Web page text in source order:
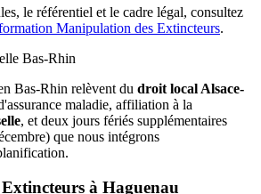
le référentiel et le cadre légal, consultez
Manipulation des Extincteurs.
Bas-Rhin
Bas-Rhin relèvent du droit local Alsace-
maladie, affiliation à la
, et deux jours fériés supplémentaires
que nous intégrons
à Haguenau